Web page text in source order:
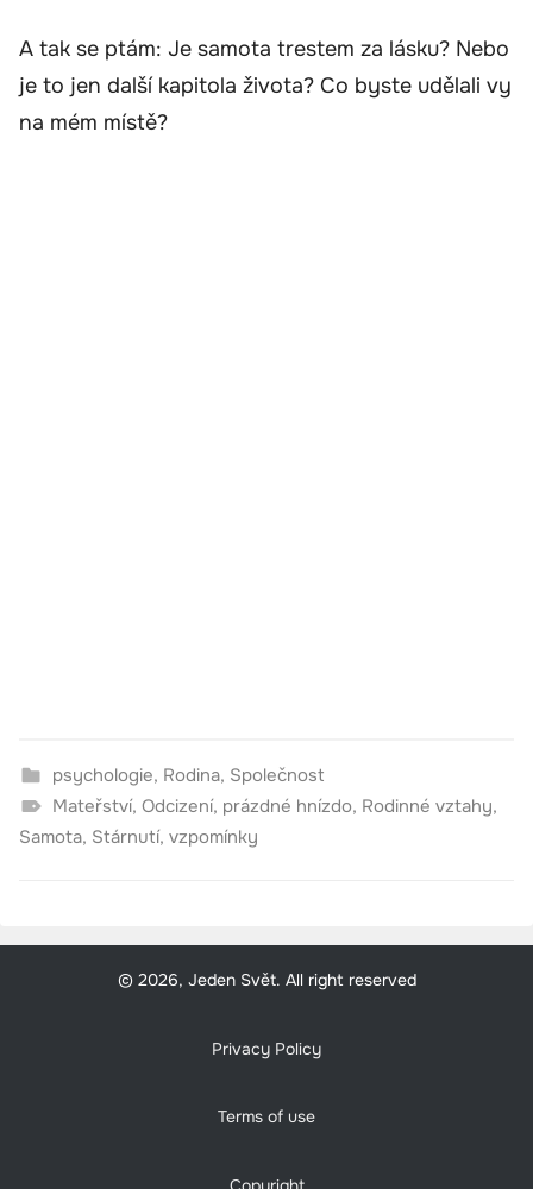
A tak se ptám: Je samota trestem za lásku? Nebo
je to jen další kapitola života? Co byste udělali vy
na mém místě?
psychologie, Rodina, Společnost
Mateřství, Odcizení, prázdné hnízdo, Rodinné vztahy,
Samota, Stárnutí, vzpomínky
© 2026, Jeden Svět. All right reserved
Privacy Policy
Terms of use